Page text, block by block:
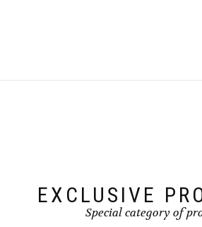
EXCLUSIVE
Special category of